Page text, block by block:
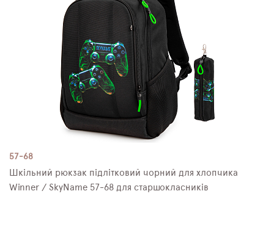
57-68
Шкільний рюкзак підлітковий чорний для хлопчика
Winner / SkyName 57-68 для старшокласників